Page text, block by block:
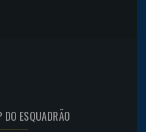
ESQUADRÃO